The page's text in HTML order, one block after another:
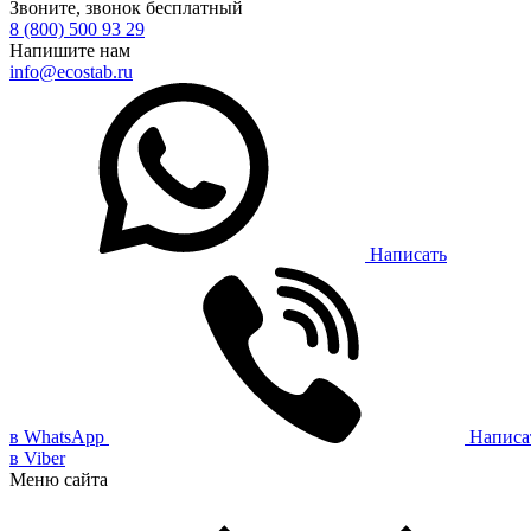
Звоните, звонок бесплатный
8 (800) 500 93 29
Напишите нам
info@ecostab.ru
Написать
в WhatsApp
в Viber
Меню сайта